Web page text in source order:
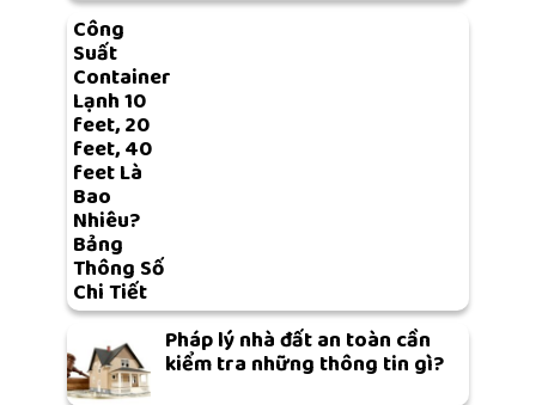
Công
Suất
Container
Lạnh 10
feet, 20
feet, 40
feet Là
Bao
Nhiêu?
Bảng
Thông Số
Chi Tiết
Pháp lý nhà đất an toàn cần
kiểm tra những thông tin gì?